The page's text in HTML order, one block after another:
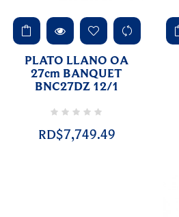
PLATO LLANO OA
27cm BANQUET
BNC27DZ 12/1
RD$7,749.49